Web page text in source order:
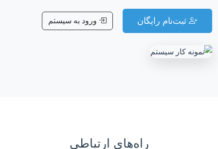
ثبت‌نام رایگان ورود به سیستم
راه‌های ارتباطی